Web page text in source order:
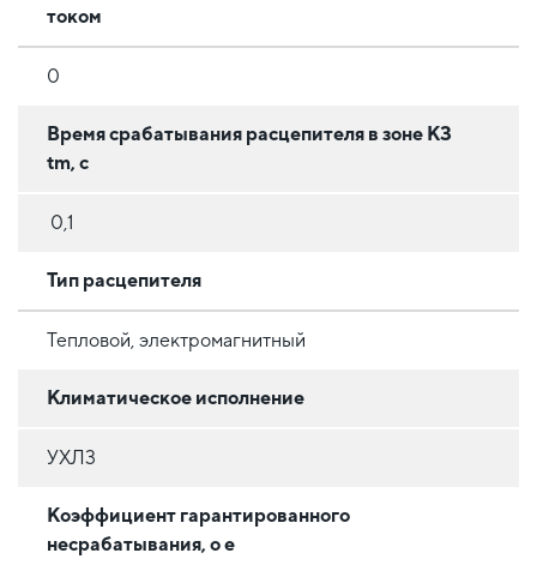
током
0
Время срабатывания расцепителя в зоне КЗ
tm, с
0,1
Тип расцепителя
Тепловой, электромагнитный
Климатическое исполнение
УХЛ3
Коэффициент гарантированного
несрабатывания, o e